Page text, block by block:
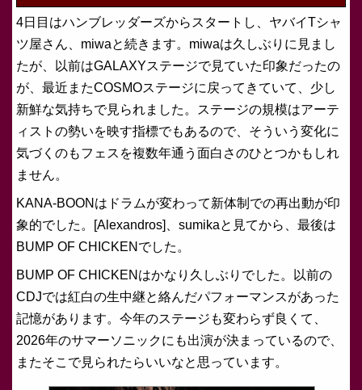
4日目はハンブレッダーズからスタートし、ヤバイTシャ
ツ屋さん、miwaと続きます。miwaは久しぶりに見まし
たが、以前はGALAXYステージで見ていた印象だったの
が、最近またCOSMOステージに戻ってきていて、少し
新鮮な気持ちで見られました。ステージの規模はアーテ
ィストの勢いを映す指標でもあるので、そういう変化に
気づくのもフェスを複数年通う面白さのひとつかもしれ
ません。
KANA-BOONはドラムが変わって新体制での再出動が印
象的でした。[Alexandros]、sumikaと見てから、最後は
BUMP OF CHICKENでした。
BUMP OF CHICKENはかなり久しぶりでした。以前の
CDJでは紅白の生中継と絡んだパフォーマンスがあった
記憶があります。今年のステージも変わらず良くて、
2026年のサマーソニックにも出演が決まっているので、
またそこで見られたらいいなと思っています。